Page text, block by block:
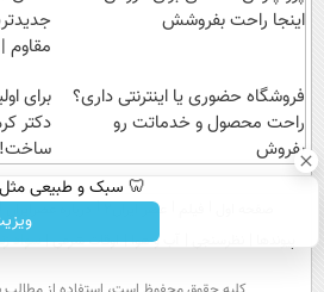
اینجا راحت بفروشش
فروشگاه حضوری یا اینترنتی داری؟
راحت محصول و خدماتت رو
بفروش
ساخت!
🦷 سبک و طبیعی
پرداخت
عصر ایران۲
آب و هوا اوقات شرعی سواد